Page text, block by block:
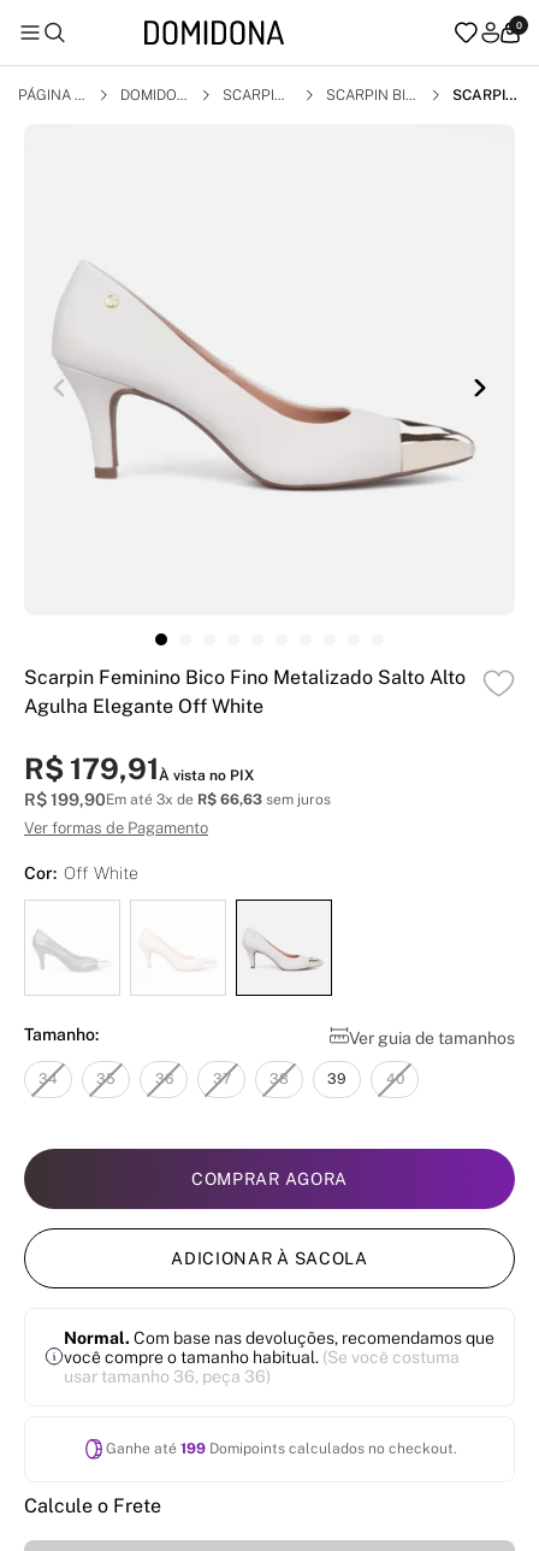
0
PÁGINA I
DOMIDON
SCARPIN
SCARPIN BIC
SCARPIN
Scarpin Feminino Bico Fino Metalizado Salto Alto
Agulha Elegante Off White
R$ 179,91À vista no PIX
R$ 199,90Em até 3x de R$ 66,63 sem juros
Ver formas de Pagamento
Cor: Off White
Ver guia de tamanhos
Tamanho:
34 35 36 37 38 39 40
COMPRAR AGORA
ADICIONAR À SACOLA
Normal. Com base nas devoluções, recomendamos que
você compre o tamanho habitual. (Se você costuma
usar tamanho 36, peça 36)
Ganhe até 199 Domipoints calculados no checkout.
Calcule o Frete